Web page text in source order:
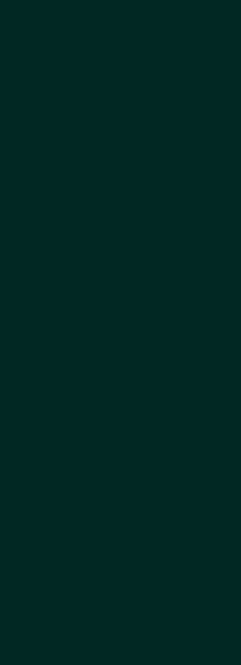
chinoise,
parlé.
où
importantes,
et Auckland.
peut être
sont
de famille sont